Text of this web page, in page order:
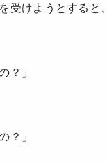
受けようとすると、
？」
？」